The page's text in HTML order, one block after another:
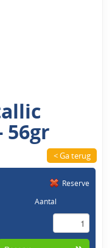
56gr
< Ga terug
Reserve
Aantal